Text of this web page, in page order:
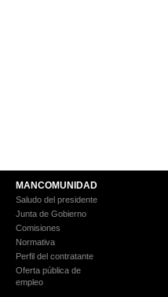
MANCOMUNIDAD
Saludo del presidente
Junta de Gobierno
Comisiones
Normativa
Perfil del contratante
Oferta pública de
empleo